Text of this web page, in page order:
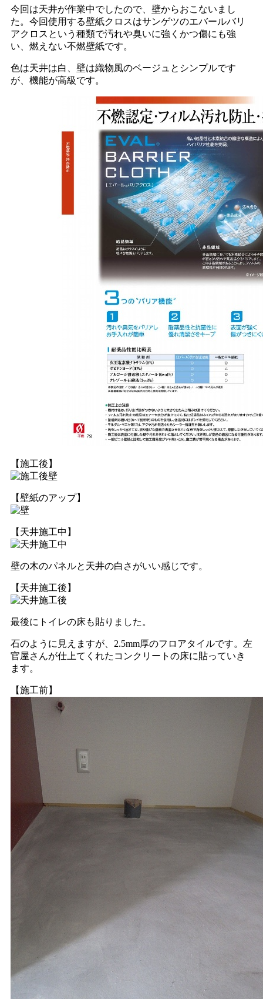
今回は天井が作業中でしたので、壁からおこないまし
た。今回使用する壁紙クロスはサンゲツのエバールバリ
アクロスという種類で汚れや臭いに強くかつ傷にも強
い、燃えない不燃壁紙です。
色は天井は白、壁は織物風のベージュとシンプルです
が、機能が高級です。
【施工後】
【壁紙のアップ】
【天井施工中】
壁の木のパネルと天井の白さがいい感じです。
【天井施工後】
最後にトイレの床も貼りました。
石のように見えますが、2.5mm厚のフロアタイルです。左
官屋さんが仕上てくれたコンクリートの床に貼っていき
ます。
【施工前】